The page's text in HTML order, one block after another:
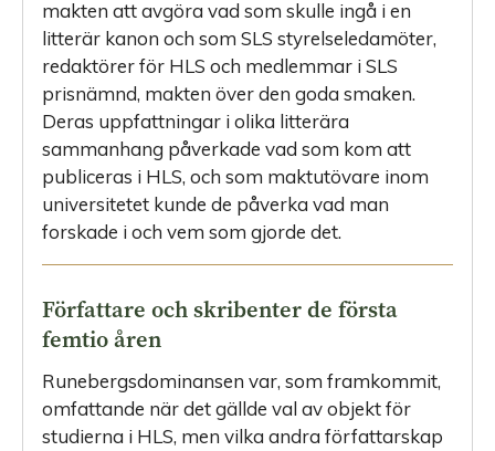
makten att avgöra vad som skulle ingå i en
litterär kanon och som SLS styrelseledamöter,
redaktörer för HLS och medlemmar i SLS
prisnämnd, makten över den goda smaken.
Deras uppfattningar i olika litterära
sammanhang påverkade vad som kom att
publiceras i HLS, och som maktutövare inom
universitetet kunde de påverka vad man
forskade i och vem som gjorde det.
Författare och skribenter de första
femtio åren
Runebergsdominansen var, som framkommit,
omfattande när det gällde val av objekt för
studierna i HLS, men vilka andra författarskap